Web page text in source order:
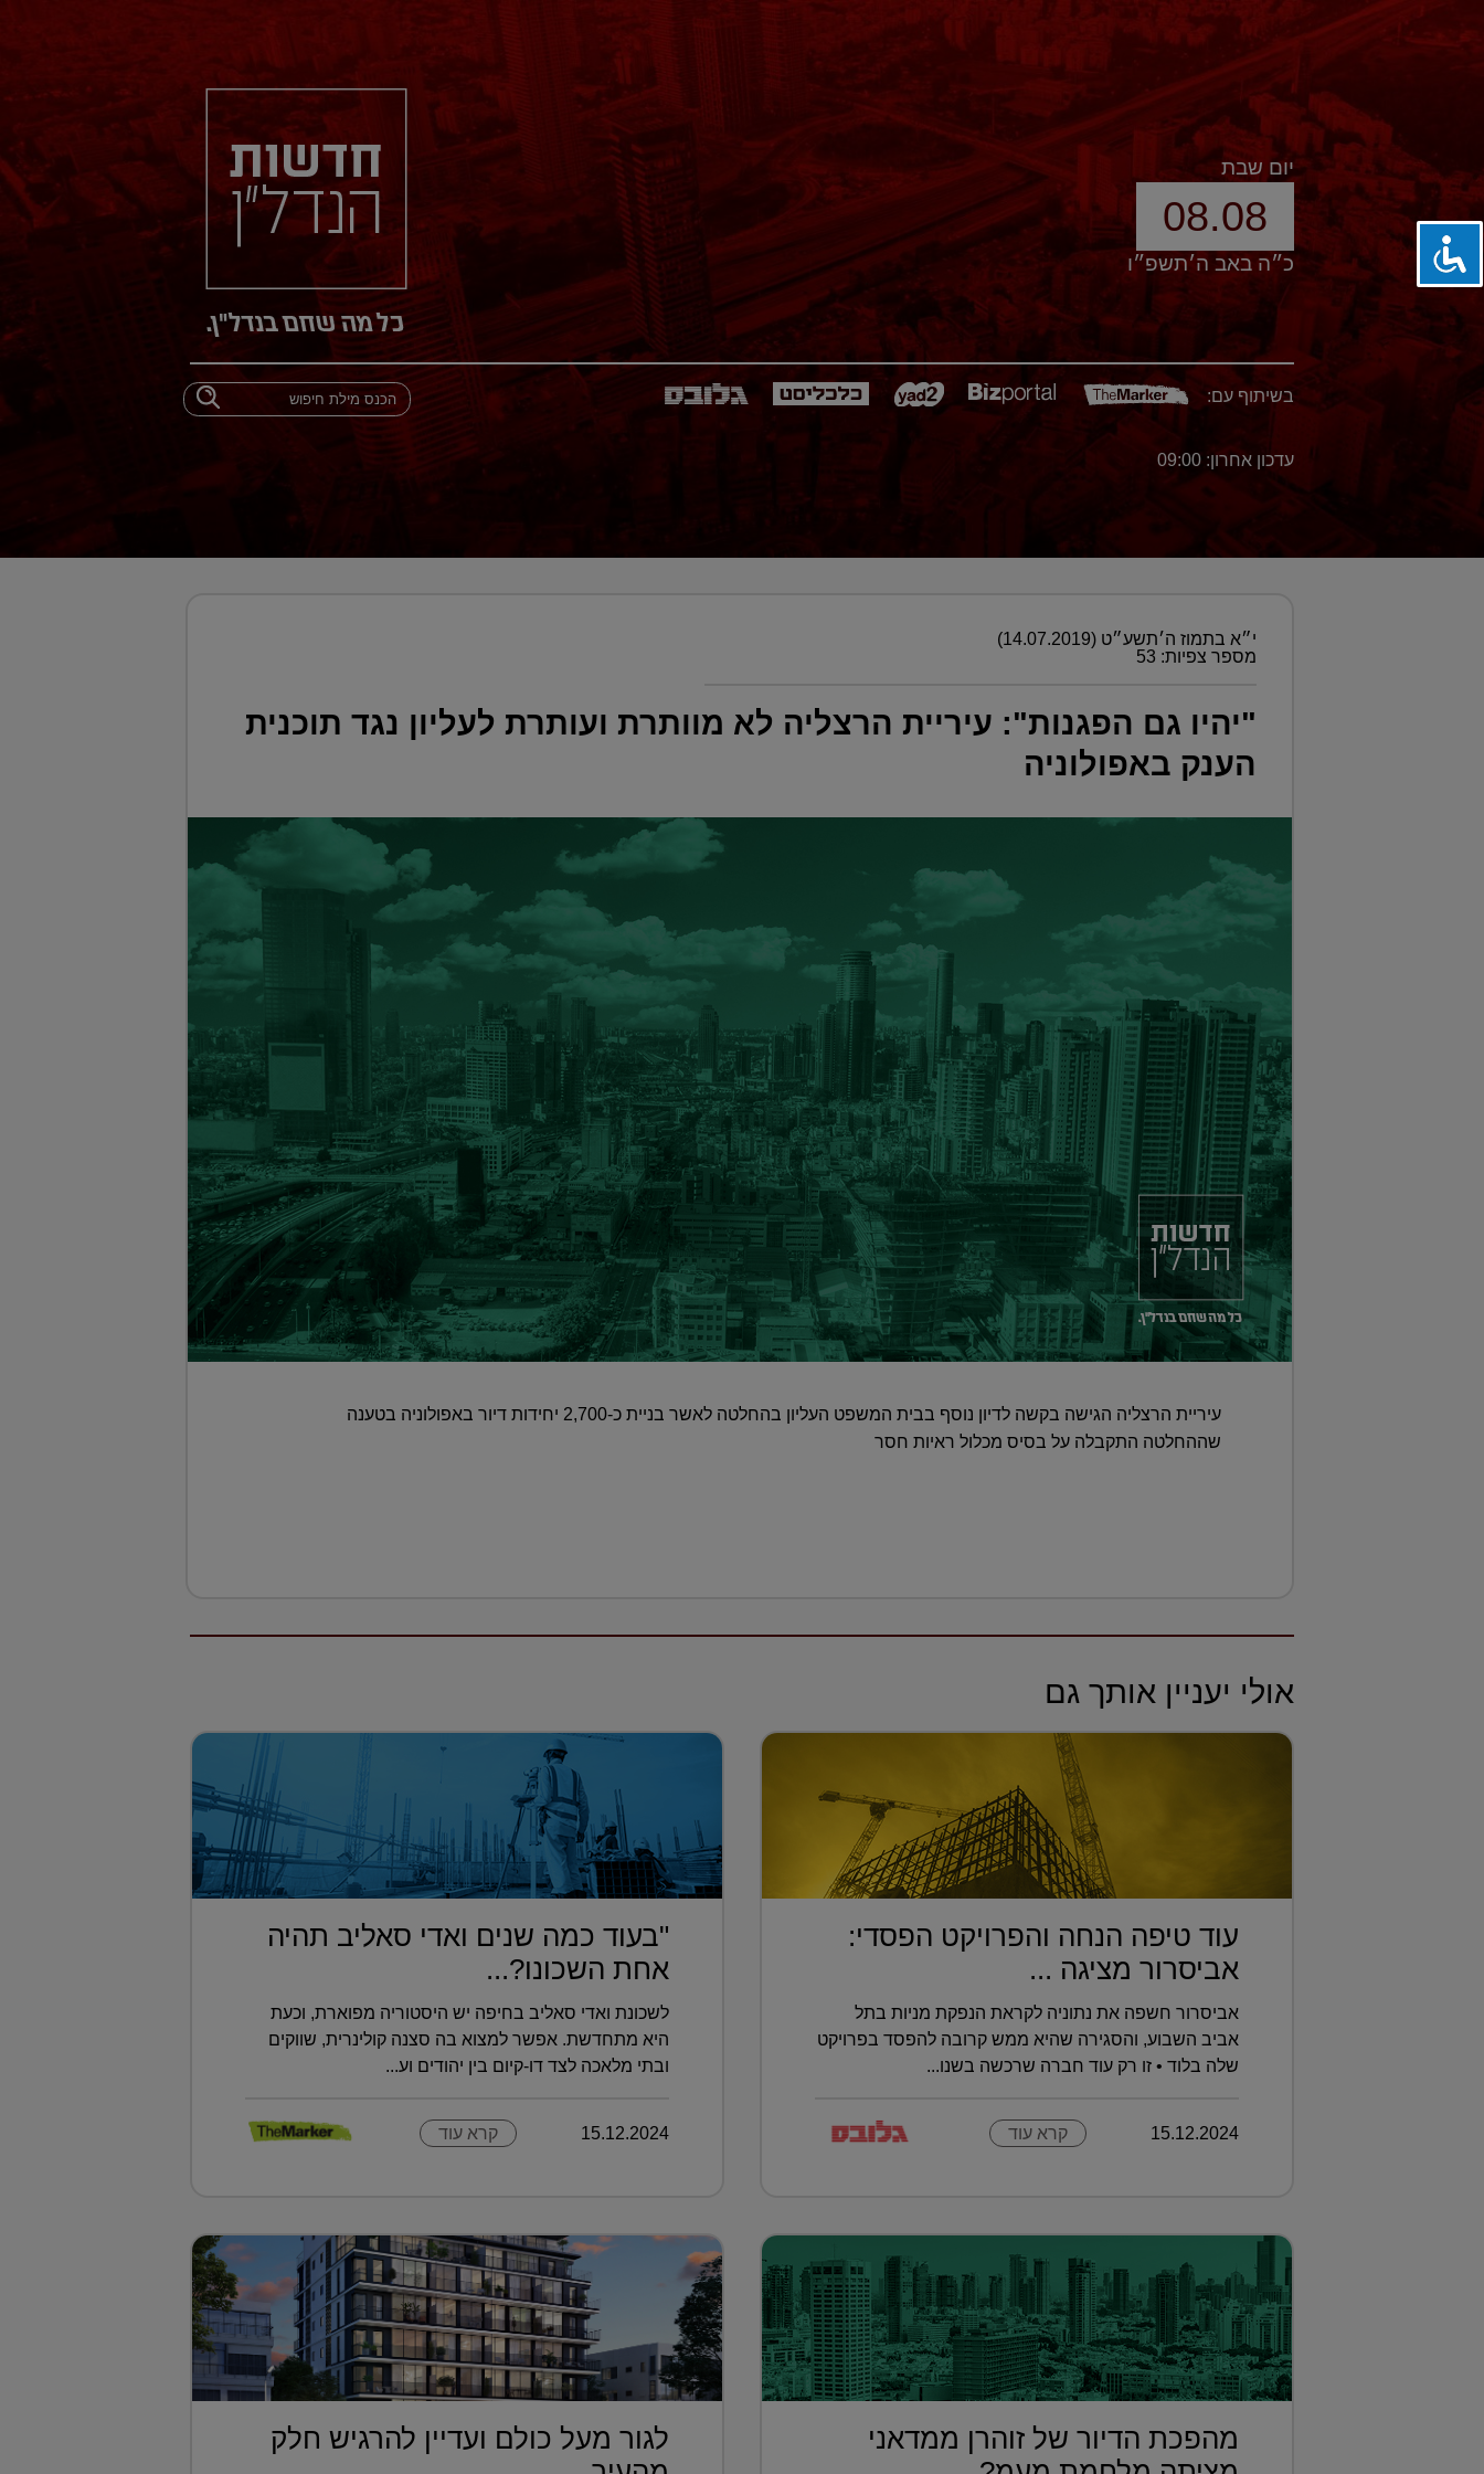
יום שבת
08.08
כ״ה באב ה׳תשפ״ו
בשיתוף עם:
עדכון אחרון: 09:00
י״א בתמוז ה׳תשע״ט (14.07.2019)
מספר צפיות: 53
"יהיו גם הפגנות": עיריית הרצליה לא מוותרת ועותרת לעליון נגד תוכנית
הענק באפולוניה
עיריית הרצליה הגישה בקשה לדיון נוסף בבית המשפט העליון בהחלטה לאשר בניית כ-2,700 יחידות דיור באפולוניה בטענה
שההחלטה התקבלה על בסיס מכלול ראיות חסר
אולי יעניין אותך גם
עוד טיפה הנחה והפרויקט הפסדי:
אביסרור מציגה ...
אביסרור חשפה את נתוניה לקראת הנפקת מניות בתל
אביב השבוע, והסגירה שהיא ממש קרובה להפסד בפרויקט
שלה בלוד • זו רק עוד חברה שרכשה בשנו...
15.12.2024 קרא עוד
"בעוד כמה שנים ואדי סאליב תהיה
אחת השכונו?...
לשכונת ואדי סאליב בחיפה יש היסטוריה מפוארת, וכעת
היא מתחדשת. אפשר למצוא בה סצנה קולינרית, שווקים
ובתי מלאכה לצד דו-קיום בין יהודים וע...
15.12.2024 קרא עוד
מהפכת הדיור של זוהרן ממדאני
לגור מעל כולם ועדיין להרגיש חלק